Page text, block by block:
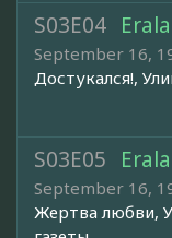
S03E04
September 16,
Достукался!,
S03E05
September 16,
Жертва любви,